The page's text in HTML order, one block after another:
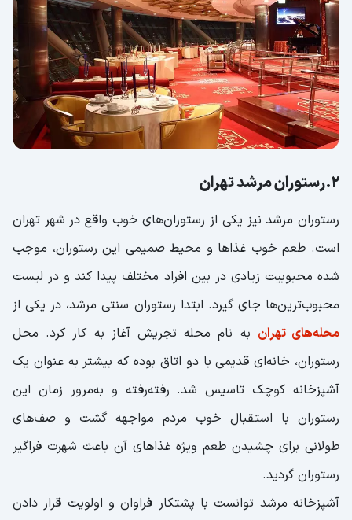
2.رستوران مرشد تهران
رستوران مرشد نیز یکی از رستوران‌های خوب واقع در شهر تهران
است. طعم خوب غذاها و محیط صمیمی‌ این رستوران، موجب
شده محبوبیت زیادی در بین افراد مختلف پیدا کند و در لیست
محبوب‌ترین‌ها جای گیرد. ابتدا رستوران سنتی مرشد، در یکی از
محله‌های تهران به نام محله تجریش آغاز به کار کرد. محل
رستوران، خانه‌ای قدیمی با دو اتاق بوده که بیشتر به عنوان یک
آشپزخانه کوچک تاسیس شد. رفته‌رفته و به‌مرور زمان این
رستوران با استقبال خوب مردم مواجهه گشت و صف‌های
طولانی برای چشیدن طعم ویژه غذاهای آن باعث شهرت فراگیر
رستوران گردید.
آشپزخانه مرشد توانست با پشتکار فراوان و اولویت قرار دادن